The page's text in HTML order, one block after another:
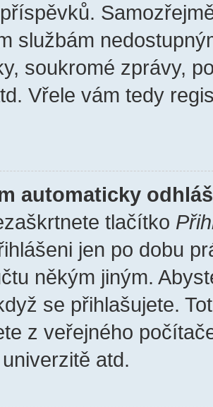
službám
soukromé zprávy,
Vřele vám tedy
automaticky
tlačítko
jen po dobu
někým jiným.
se přihlašujete.
z veřejného
atd.